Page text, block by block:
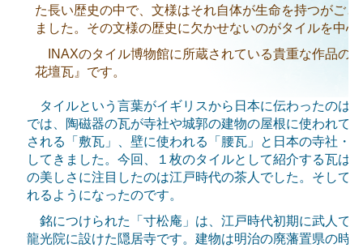
た長い歴史の中で、文様はそれ自体が生命を持つがご
ました。その文様の歴史に欠かせないのがタイルを中
INAXのタイル博物館に所蔵されている貴重な作品の
花壇瓦』です。
タイルという言葉がイギリスから日本に伝わったのは
では、陶磁器の瓦が寺社や城郭の建物の屋根に使われて
される「敷瓦」、壁に使われる「腰瓦」と日本の寺社・
してきました。今回、１枚のタイルとして紹介する瓦は
の美しさに注目したのは江戸時代の茶人でした。そして
れるようになったのです。
銘につけられた「寸松庵」は、江戸時代初期に武人で
龍光院に設けた隠居寺です。建物は明治の廃藩置県の時